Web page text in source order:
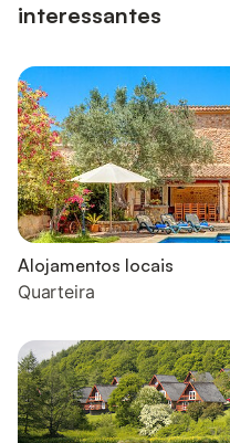
interessantes
Alojamentos locais
Quarteira